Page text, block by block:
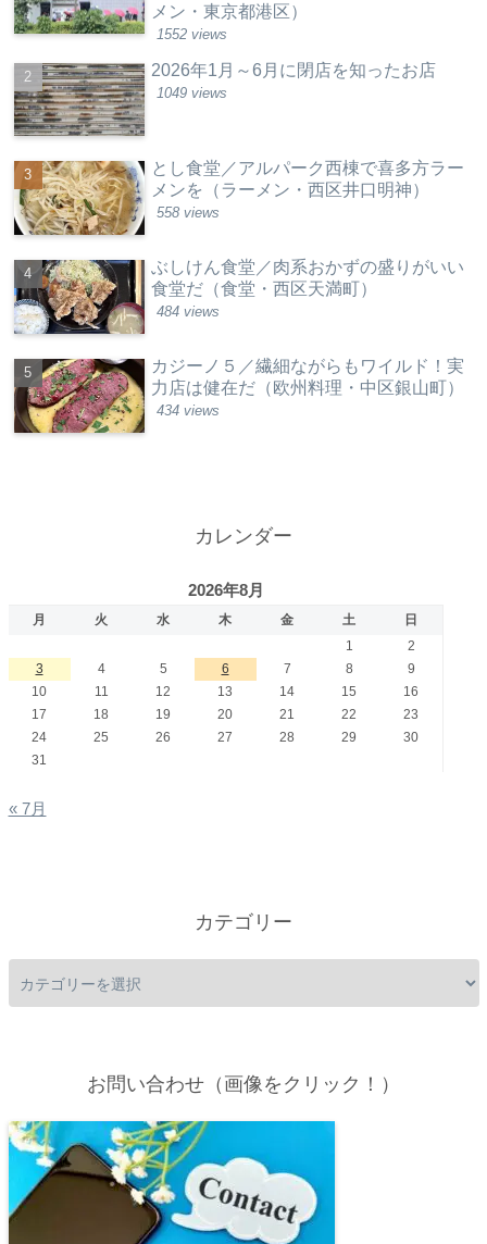
メン・東京都港区）
1552 views
2026年1月～6月に閉店を知ったお店
1049 views
とし食堂／アルパーク西棟で喜多方ラー
メンを（ラーメン・西区井口明神）
558 views
ぶしけん食堂／肉系おかずの盛りがいい
食堂だ（食堂・西区天満町）
484 views
カジーノ５／繊細ながらもワイルド！実
力店は健在だ（欧州料理・中区銀山町）
434 views
カレンダー
2026年8月
月 火 水 木 金 土
日
1
2
3
4 5 6 7 8
9
10
11 12 13 14 15
16
17
18 19 20 21 22
23
24
25 26 27 28 29
30
31
« 7月
カテゴリー
お問い合わせ（画像をクリック！）